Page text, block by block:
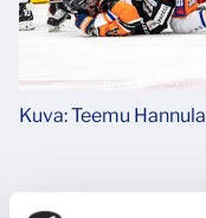
Kuva: Teemu Hannula